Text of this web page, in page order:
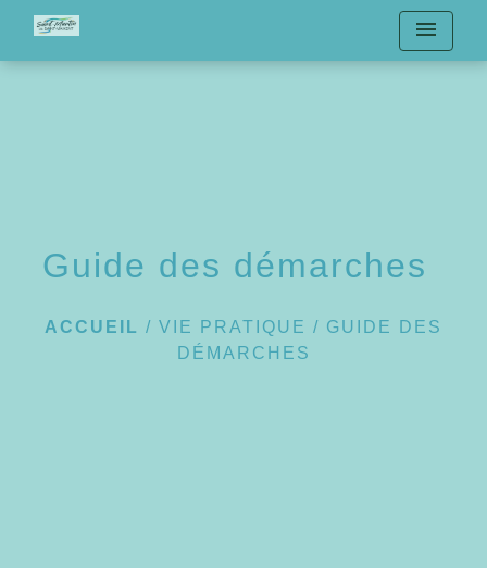
menu
Guide des démarches
ACCUEIL / VIE PRATIQUE / GUIDE DES
DÉMARCHES